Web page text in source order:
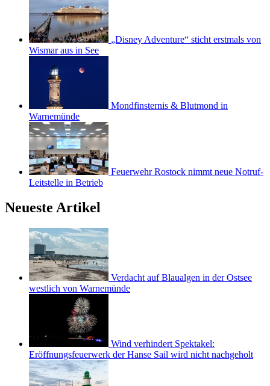
„Disney Adventure“ sticht erstmals von
Wismar aus in See
Mondfinsternis & Blutmond in
Warnemünde
Feuerwehr Rostock nimmt neue Notruf-
Leitstelle in Betrieb
Neueste Artikel
Verdacht auf Blaualgen in der Ostsee
westlich von Warnemünde
Wind verhindert Spektakel:
Eröffnungsfeuerwerk der Hanse Sail wird nicht nachgeholt